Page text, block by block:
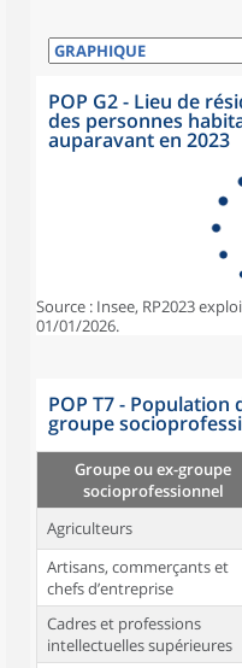
POP G2 - Lieu de
des personnes
auparavant en 2023
Source : Insee, RP2023
01/01/2026.
POP T7 - Population
groupe
Groupe ou ex-groupe
socioprofessionnel
Agriculteurs
Artisans, commerçants et
chefs d’entreprise
Cadres et professions
intellectuelles supérieures